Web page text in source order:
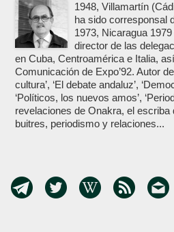
1948, Villamartín
ha sido corresponsal
1973, Nicaragua
director de las
en Cuba, Centroamérica e Italia,
Comunicación de Expo’92. Autor
cultura’, ‘El debate andaluz’,
‘Políticos, los nuevos amos’,
revelaciones de Onakra, el
buitres, periodismo y relaciones...